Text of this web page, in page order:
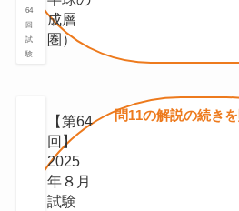
64
回
試
験
成層
圏）
【第64
回】
2025
年８月
試験
問11の解説の続きを